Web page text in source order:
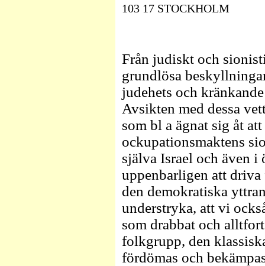
103 17 STOCKHOLM
Från judiskt och
grundlösa
judehets och
Avsikten med dessa
som bl a ägnat sig åt
ockupationsmaktens
själva Israel och även i
uppenbarligen att
den demokratiska
understryka, att vi
som drabbat och
folkgrupp, den
fördömas och